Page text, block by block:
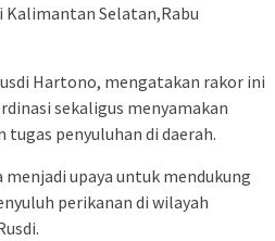
Selatan,Rabu
Hartono, mengatakan rakor ini
sekaligus menyamakan
tugas penyuluhan di daerah.
upaya untuk mendukung
perikanan di wilayah